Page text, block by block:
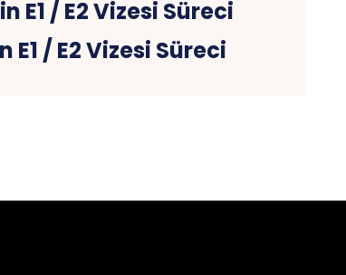
E1 / E2 Vizesi Süreci